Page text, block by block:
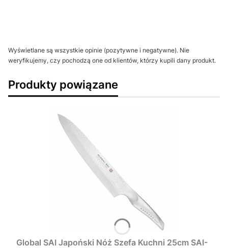
Wyświetlane są wszystkie opinie (pozytywne i negatywne). Nie
weryfikujemy, czy pochodzą one od klientów, którzy kupili dany produkt.
Produkty powiązane
Global SAI Japoński Nóż Szefa Kuchni 25cm SAI-